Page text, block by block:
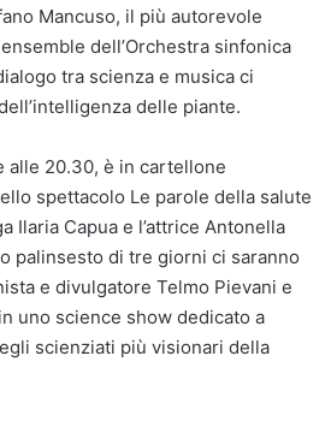
Mancuso, il più autorevole
dell’Orchestra sinfonica
tra scienza e musica ci
delle piante.
alle 20.30, è in cartellone
spettacolo Le parole della salute
Ilaria Capua e l’attrice Antonella
palinsesto di tre giorni ci saranno
e divulgatore Telmo Pievani e
uno science show dedicato a
scienziati più visionari della